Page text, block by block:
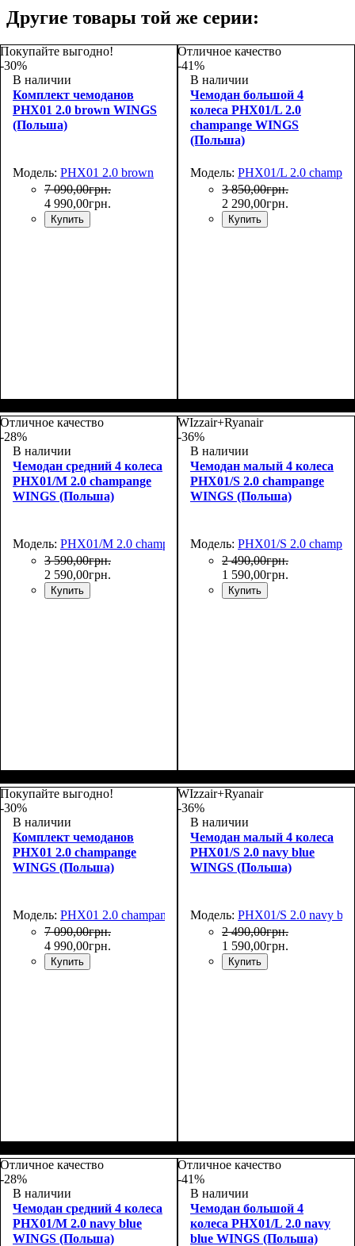
Другие товары той же серии:
Покупайте выгодно!
-30%
В наличии
Комплект чемоданов
PHX01 2.0 brown WINGS
(Польша)
Модель: PHX01 2.0 brown
7 090,00грн.
4 990,00грн.
Купить
Отличное качество
-41%
В наличии
Чемодан большой 4
колеса PHX01/L 2.0
champange WINGS
(Польша)
Модель: PHX01/L 2.0
3 850,00грн.
2 290,00грн.
Купить
76х50х30
Отличное качество
-28%
В наличии
Чемодан средний 4 колеса
PHX01/M 2.0 champange
WINGS (Польша)
Модель: PHX01/M 2.0 champange
3 590,00грн.
2 590,00грн.
Купить
64х45х26
WIzzair+Ryanair
-36%
В наличии
Чемодан малый 4 колеса
PHX01/S 2.0 champange
WINGS (Польша)
Модель: PHX01/S 2.0
2 490,00грн.
1 590,00грн.
Купить
55х40х20
Покупайте выгодно!
-30%
В наличии
Комплект чемоданов
PHX01 2.0 champange
WINGS (Польша)
Модель: PHX01 2.0 champange
7 090,00грн.
4 990,00грн.
Купить
WIzzair+Ryanair
-36%
В наличии
Чемодан малый 4 колеса
PHX01/S 2.0 navy blue
WINGS (Польша)
Модель: PHX01/S 2.0 navy
2 490,00грн.
1 590,00грн.
Купить
55х40х20
Отличное качество
-28%
В наличии
Чемодан средний 4 колеса
PHX01/M 2.0 navy blue
WINGS (Польша)
Отличное качество
-41%
В наличии
Чемодан большой 4
колеса PHX01/L 2.0 navy
blue WINGS (Польша)